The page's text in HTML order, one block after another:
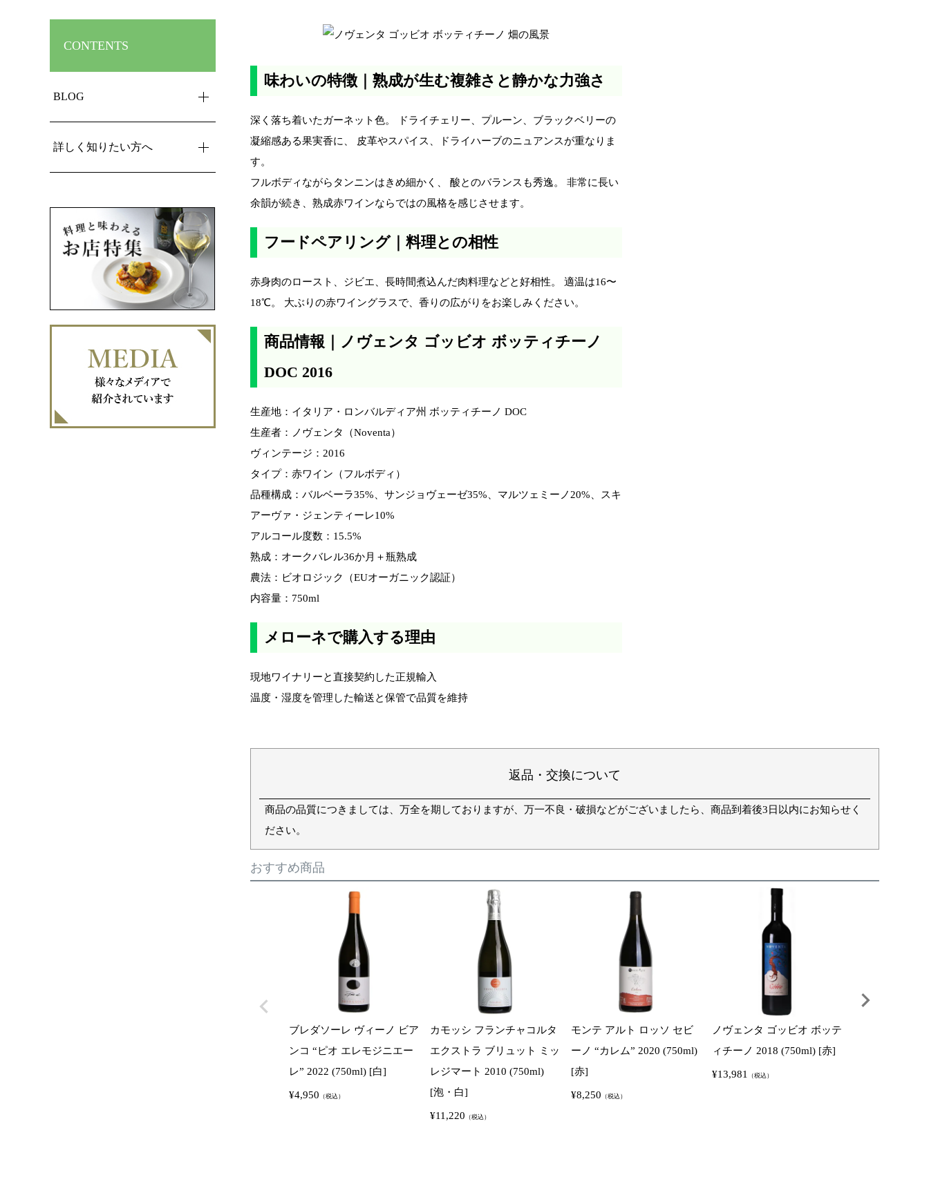
CONTENTS
BLOG
詳しく知りたい方へ
味わいの特徴｜熟成が生む複雑さと静かな力強さ
深く落ち着いたガーネット色。 ドライチェリー、プルーン、ブラックベリーの
凝縮感ある果実香に、 皮革やスパイス、ドライハーブのニュアンスが重なりま
す。
フルボディながらタンニンはきめ細かく、 酸とのバランスも秀逸。 非常に長い
余韻が続き、熟成赤ワインならではの風格を感じさせます。
フードペアリング｜料理との相性
赤身肉のロースト、ジビエ、長時間煮込んだ肉料理などと好相性。 適温は16〜
18℃。 大ぶりの赤ワイングラスで、香りの広がりをお楽しみください。
商品情報｜ノヴェンタ ゴッビオ ボッティチーノ
DOC 2016
生産地：イタリア・ロンバルディア州 ボッティチーノ DOC
生産者：ノヴェンタ（Noventa）
ヴィンテージ：2016
タイプ：赤ワイン（フルボディ）
品種構成：バルベーラ35%、サンジョヴェーゼ35%、マルツェミーノ20%、スキ
アーヴァ・ジェンティーレ10%
アルコール度数：15.5%
熟成：オークバレル36か月＋瓶熟成
農法：ビオロジック（EUオーガニック認証）
内容量：750ml
メローネで購入する理由
現地ワイナリーと直接契約した正規輸入
温度・湿度を管理した輸送と保管で品質を維持
返品・交換について
商品の品質につきましては、万全を期しておりますが、万一不良・破損などがございましたら、商品到着後3日以内にお知らせく
ださい。
おすすめ商品
ブレダソーレ ヴィーノ ビア
ンコ “ピオ エレモジニエー
レ” 2022 (750ml) [白]
¥4,950 （税込）
カモッシ フランチャコルタ
エクストラ ブリュット ミッ
レジマート 2010 (750ml)
[泡・白]
¥11,220 （税込）
モンテ アルト ロッソ セビ
ーノ “カレム” 2020 (750ml)
[赤]
¥8,250 （税込）
ノヴェンタ ゴッビオ ボッテ
ィチーノ 2018 (750ml) [赤]
¥13,981 （税込）